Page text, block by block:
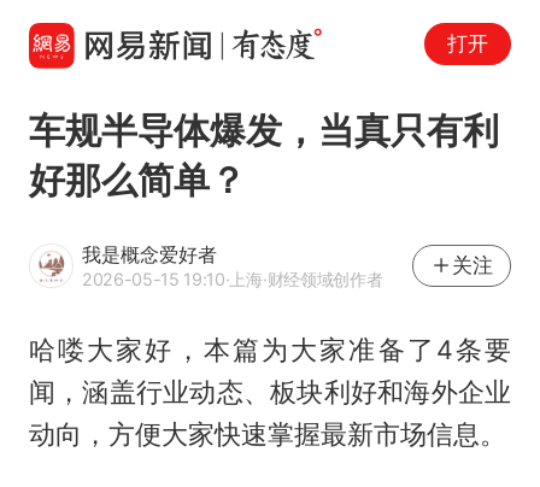
打开
车规半导体爆发，当真只有利
好那么简单？
我是概念爱好者
2026-05-15 19:10·上海·财经领域创作者
关注
哈喽大家好，本篇为大家准备了4条要
闻，涵盖行业动态、板块利好和海外企业
动向，方便大家快速掌握最新市场信息。